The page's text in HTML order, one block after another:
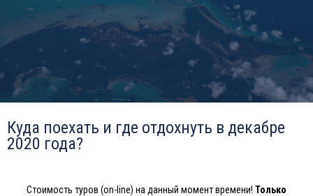
Куда поехать и где отдохнуть в декабре
2020 года?
Стоимость туров (on-line) на данный момент времени! Только